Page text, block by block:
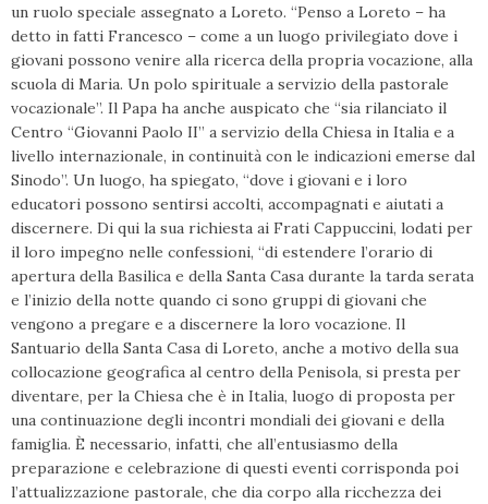
un ruolo speciale assegnato a Loreto. “Penso a Loreto – ha
detto in fatti Francesco – come a un luogo privilegiato dove i
giovani possono venire alla ricerca della propria vocazione, alla
scuola di Maria. Un polo spirituale a servizio della pastorale
vocazionale”. Il Papa ha anche auspicato che “sia rilanciato il
Centro “Giovanni Paolo II” a servizio della Chiesa in Italia e a
livello internazionale, in continuità con le indicazioni emerse dal
Sinodo”. Un luogo, ha spiegato, “dove i giovani e i loro
educatori possono sentirsi accolti, accompagnati e aiutati a
discernere. Di qui la sua richiesta ai Frati Cappuccini, lodati per
il loro impegno nelle confessioni, “di estendere l’orario di
apertura della Basilica e della Santa Casa durante la tarda serata
e l’inizio della notte quando ci sono gruppi di giovani che
vengono a pregare e a discernere la loro vocazione. Il
Santuario della Santa Casa di Loreto, anche a motivo della sua
collocazione geografica al centro della Penisola, si presta per
diventare, per la Chiesa che è in Italia, luogo di proposta per
una continuazione degli incontri mondiali dei giovani e della
famiglia. È necessario, infatti, che all’entusiasmo della
preparazione e celebrazione di questi eventi corrisponda poi
l’attualizzazione pastorale, che dia corpo alla ricchezza dei